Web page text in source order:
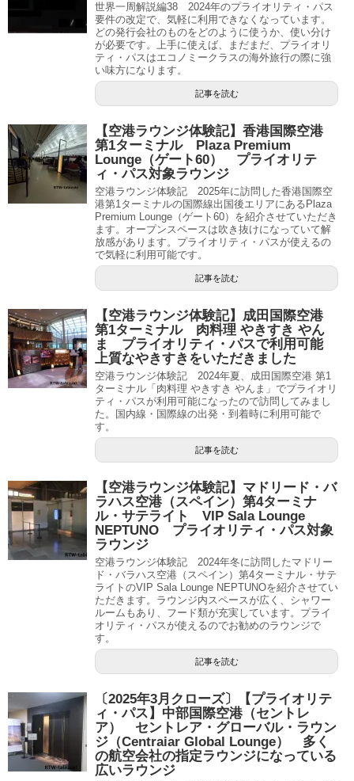
世界一周解説編38 2024年のプライオリティ・パス
要件の改定で、気軽に利用できなくなっています。
どの発行会社のものをどのように使うか、使い分け
が必要です。上手に使えば、まだまだ、プライオリ
ティ・パスはエコノミークラスの海外旅行の際に強
い味方になります。
記事を読む
【空港ラウンジ体験記】香港国際空港
第1ターミナル Plaza Premium
Lounge（ゲート60） プライオリテ
ィ・パス対象ラウンジ
空港ラウンジ体験記 2025年に訪問した香港国際空
港第1ターミナルの国際線出国後エリアにあるPlaza
Premium Lounge（ゲート60）を紹介させていただき
ます。オープンスペースは吹き抜けになっていて解
放感があります。プライオリティ・パスが使えるの
で気軽に利用可能です。
記事を読む
【空港ラウンジ体験記】成田国際空港
第1ターミナル 肉料理 やきすき やん
ま プライオリティ・パスで利用可能
上質なやきすきをいただきました
空港ラウンジ体験記 2024年夏、成田国際空港 第1
ターミナル「肉料理 やきすき やんま」でプライオリ
ティ・パスが利用可能になったので訪問してみまし
た。国内線・国際線の出発・到着時に利用可能で
す。
記事を読む
【空港ラウンジ体験記】マドリード・バ
ラハス空港（スペイン）第4ターミナ
ル・サテライト VIP Sala Lounge
NEPTUNO プライオリティ・パス対象
ラウンジ
空港ラウンジ体験記 2024年冬に訪問したマドリー
ド・バラハス空港（スペイン）第4ターミナル・サテ
ライトのVIP Sala Lounge NEPTUNOを紹介させてい
ただきます。ラウンジ内スペースが広く、シャワー
ルームもあり、フード類が充実しています。プライ
オリティ・パスが使えるのでお勧めのラウンジで
す。
記事を読む
〔2025年3月クローズ〕【プライオリテ
ィ・パス】中部国際空港（セントレ
ア） セントレア・グローバル・ラウン
ジ（Centraiar Global Lounge） 多く
の航空会社の指定ラウンジになっている
広いラウンジ